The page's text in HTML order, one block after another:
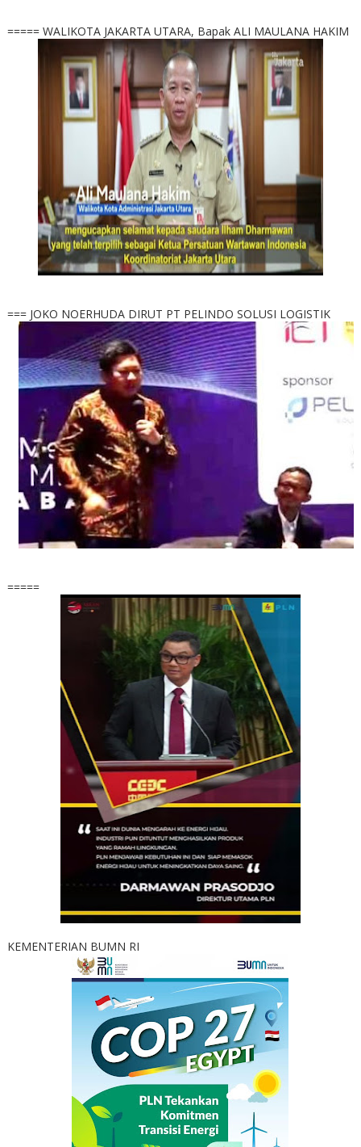
===== WALIKOTA JAKARTA UTARA, Bapak ALI MAULANA HAKIM
=== JOKO NOERHUDA DIRUT PT PELINDO SOLUSI LOGISTIK
=====
KEMENTERIAN BUMN RI